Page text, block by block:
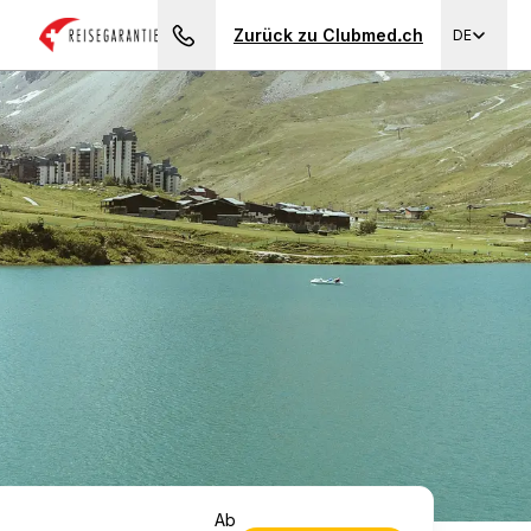
Brauchen Sie einen Rat?
Zurück zu Clubmed.ch DE
ab